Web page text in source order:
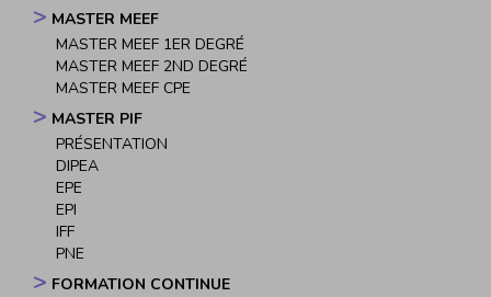
MASTER MEEF
MASTER MEEF 1ER DEGRÉ
MASTER MEEF 2ND DEGRÉ
MASTER MEEF CPE
MASTER PIF
PRÉSENTATION
DIPEA
EPE
EPI
IFF
PNE
FORMATION CONTINUE